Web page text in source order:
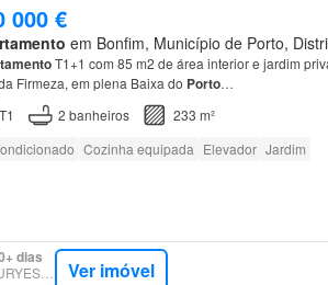
000 €
em Bonfim, Município de Porto,
T1+1 com 85 m2 de área interior e jardim
Firmeza, em plena Baixa do Porto…
T1
2 banheiros
233 m²
Cozinha equipada Elevador Jardim
dias
LUXURYESTATE Ver imóvel